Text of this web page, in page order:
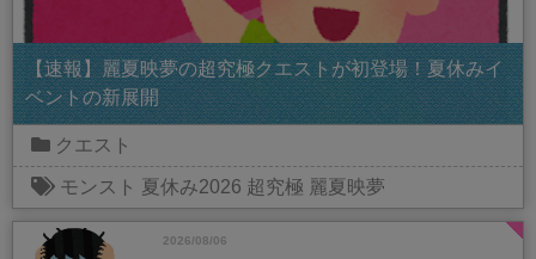
【速報】麗夏映夢の超究極クエストが初登場！夏休みイ
ベントの新展開
クエスト
モンスト 夏休み2026 超究極 麗夏映夢
2026/08/06